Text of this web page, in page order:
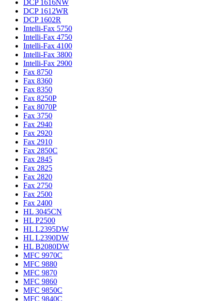
DCP 1616NW
DCP 1612WR
DCP 1602R
Intelli-Fax 5750
Intelli-Fax 4750
Intelli-Fax 4100
Intelli-Fax 3800
Intelli-Fax 2900
Fax 8750
Fax 8360
Fax 8350
Fax 8250P
Fax 8070P
Fax 3750
Fax 2940
Fax 2920
Fax 2910
Fax 2850C
Fax 2845
Fax 2825
Fax 2820
Fax 2750
Fax 2500
Fax 2400
HL 3045CN
HL P2500
HL L2395DW
HL L2390DW
HL B2080DW
MFC 9970C
MFC 9880
MFC 9870
MFC 9860
MFC 9850C
MFC 9840C